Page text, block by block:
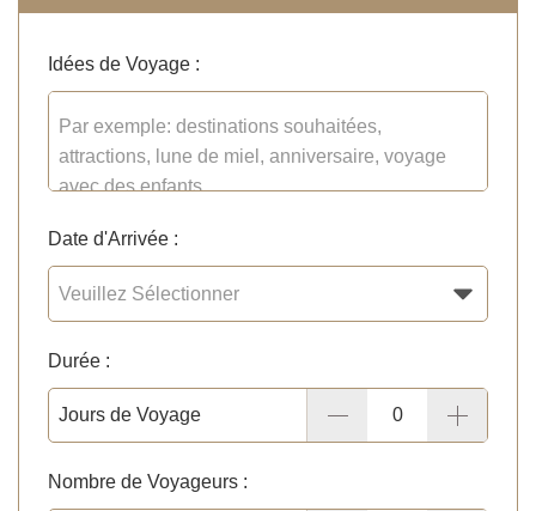
Idées de Voyage :
Date d'Arrivée :
Durée :
Jours de Voyage
Nombre de Voyageurs :